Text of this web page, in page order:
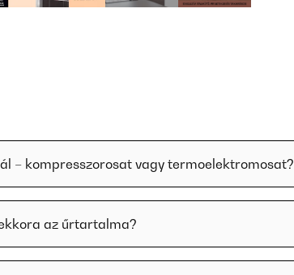
– kompresszorosat vagy termoelektromosat?
az űrtartalma?